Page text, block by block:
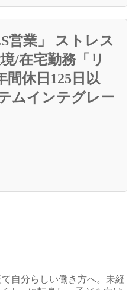
営業」 ストレス
/在宅勤務「リ
休日125日以
ムインテグレー
自分らしい働き方へ。未経